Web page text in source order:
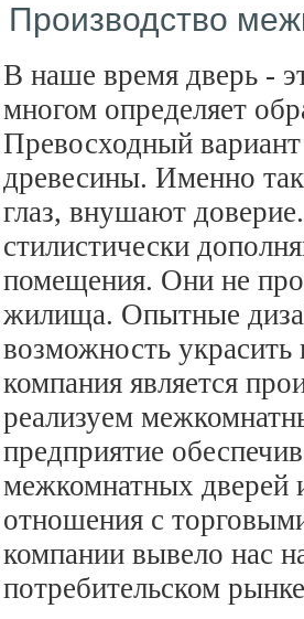
Производство
В наше время дверь -
многом определяет
Превосходный
древесины. Именно
глаз, внушают
стилистически
помещения. Они не
жилища. Опытные
возможность
компания является
реализуем
предприятие
межкомнатных дверей
отношения с
компании вывело нас
потребительском